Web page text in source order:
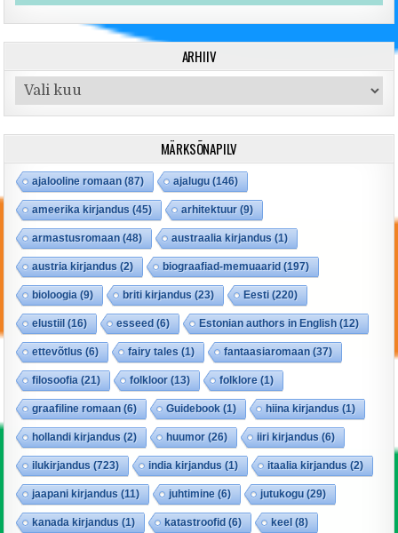
ARHIIV
Arhiiv
MÄRKSÕNAPILV
ajalooline romaan (87) ajalugu (146)
ameerika kirjandus (45) arhitektuur(9)
armastusromaan (48) austraalia kirjandus (1)
austria kirjandus (2) biograafiad-memuaarid (197)
bioloogia (9) briti kirjandus (23) Eesti (220)
elustiil (16) esseed (6) Estonian authors in English (12)
ettevõtlus (6) fairy tales (1) fantaasiaromaan (37)
filosoofia (21) folkloor(13) folklore (1)
graafiline romaan (6) Guidebook (1) hiina kirjandus (1)
hollandi kirjandus (2) huumor(26) iiri kirjandus (6)
ilukirjandus (723) india kirjandus (1) itaalia kirjandus (2)
jaapani kirjandus (11) juhtimine (6) jutukogu (29)
kanada kirjandus (1) katastroofid (6) keel (8)